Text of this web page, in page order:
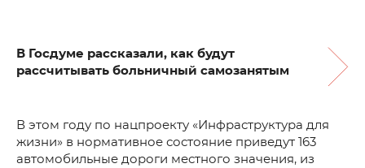
В Госдуме рассказали, как будут
рассчитывать больничный самозанятым
В этом году по нацпроекту «Инфраструктура для
жизни» в нормативное состояние приведут 163
автомобильные дороги местного значения, из